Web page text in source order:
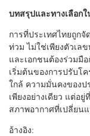
บทสรุปและทางเลือก
การที่ประเทศไทยถูก
ท่วม ไม่ใช่เพียงตัวเล
และเอกชนต้องร่วมมื
เริ่มต้นของการปรับโ
ใกล้ ความมั่นคงของป
เพียงอย่างเดียว แต่อ
สภาพอากาศที่เปลี่ยน
อ้างอิง: